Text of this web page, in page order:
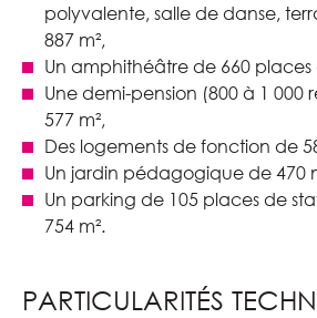
polyvalente, salle de danse,
887 m²,
Un amphithéâtre de 660 places
Une demi-pension (800 à 1 000
577 m²,
Des logements de fonction de
Un jardin pédagogique de 470
Un parking de 105 places de
754 m².
PARTICULARITÉS